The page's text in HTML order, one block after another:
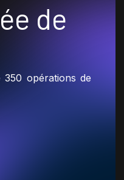
de
opérations de